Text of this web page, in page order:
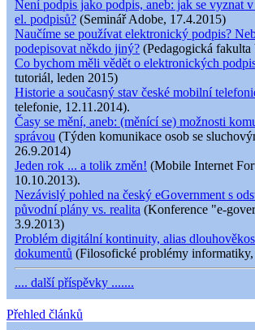
Není podpis jako podpis, aneb: jak se vyznat
el. podpisů? (Seminář Adobe, 17.4.2015)
Naučíme se používat elektronický podpis?
podepisovat někdo jiný? (Pedagogická
Co bychom měli vědět o elektronických
tutoriál, leden 2015)
Historie a současný stav české mobilní
telefonie, 12.11.2014).
Časy se mění, aneb: (měnící se) možnosti
správou (Týden komunikace osob se
26.9.2014)
Jeden rok ... a tolik změn! (Mobile Internet
10.10.2013).
Nezávislý pohled na český eGovernment s
původní plány vs. realita (Konference "e-
3.9.2013)
Problém digitální kontinuity, alias
dokumentů (Filosofické problémy
.... další příspěvky .......
Přehled článků